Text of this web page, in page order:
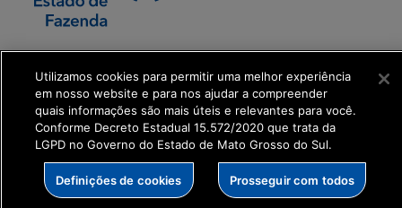
SETDIG | Secretaria-
Executiva de
Transformação Digital
get_footer();
Utilizamos cookies para permitir uma melhor experiência
em nosso website e para nos ajudar a compreender
quais informações são mais úteis e relevantes para você.
Conforme Decreto Estadual 15.572/2020 que trata da
LGPD no Governo do Estado de Mato Grosso do Sul.
Definições de cookies Prosseguir com todos